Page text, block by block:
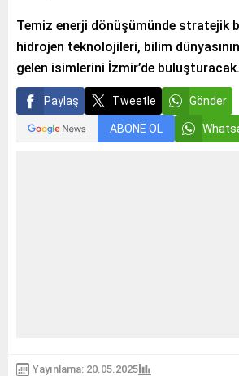
Temiz enerji dönüşümünde stratejik
hidrojen teknolojileri, bilim
gelen isimlerini İzmir’de buluşturacak.
Paylaş Tweetle Gönder
ABONE OL
Yayınlama: 20.05.2025